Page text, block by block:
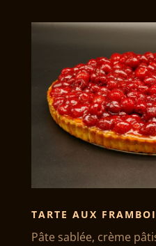
TARTE AUX
Pâte sablée, crème